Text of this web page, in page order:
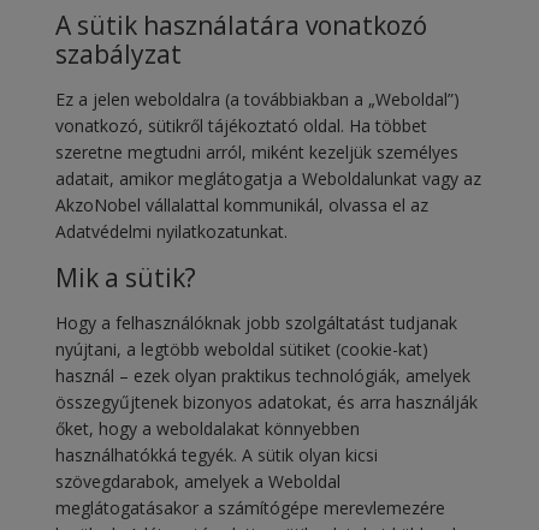
A sütik használatára vonatkozó
szabályzat
Ez a jelen weboldalra (a továbbiakban a „Weboldal”)
vonatkozó, sütikről tájékoztató oldal. Ha többet
szeretne megtudni arról, miként kezeljük személyes
adatait, amikor meglátogatja a Weboldalunkat vagy az
AkzoNobel vállalattal kommunikál, olvassa el az
Adatvédelmi nyilatkozatunkat.
Mik a sütik?
Hogy a felhasználóknak jobb szolgáltatást tudjanak
nyújtani, a legtöbb weboldal sütiket (cookie-kat)
használ – ezek olyan praktikus technológiák, amelyek
összegyűjtenek bizonyos adatokat, és arra használják
őket, hogy a weboldalakat könnyebben
használhatókká tegyék. A sütik olyan kicsi
szövegdarabok, amelyek a Weboldal
meglátogatásakor a számítógépe merevlemezére